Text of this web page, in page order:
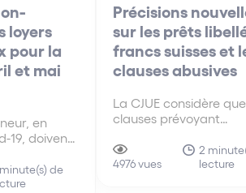
loyers
pour la
et mai
en
19, doivent,
de
de
Précisions
sur les prêts
francs suisses et
clauses abusives
La CJUE considère
clauses prévoyant
d’un contrat de prêt et
l’augmentation du
4976 vues
2
lecture